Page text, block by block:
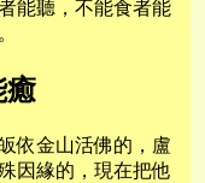
能聽，不能食者能
依金山活佛的，盧
因緣的，現在把他